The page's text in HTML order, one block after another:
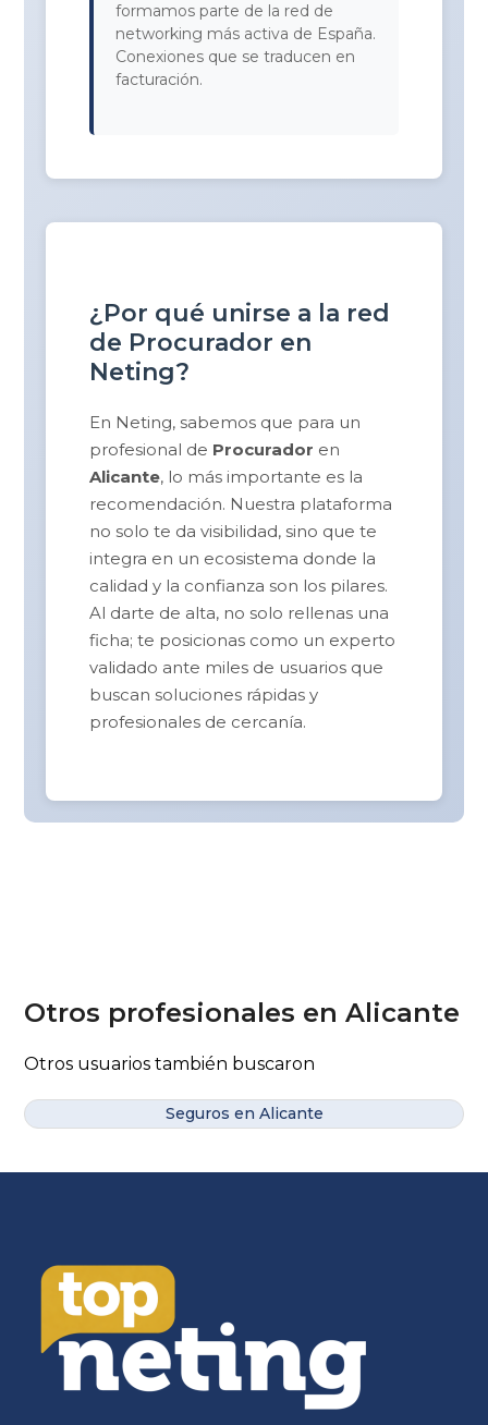
formamos parte de la red de
networking más activa de España.
Conexiones que se traducen en
facturación.
¿Por qué unirse a la red
de Procurador en
Neting?
En Neting, sabemos que para un
profesional de Procurador en
Alicante, lo más importante es la
recomendación. Nuestra plataforma
no solo te da visibilidad, sino que te
integra en un ecosistema donde la
calidad y la confianza son los pilares.
Al darte de alta, no solo rellenas una
ficha; te posicionas como un experto
validado ante miles de usuarios que
buscan soluciones rápidas y
profesionales de cercanía.
Otros profesionales en Alicante
Otros usuarios también buscaron
Seguros en Alicante